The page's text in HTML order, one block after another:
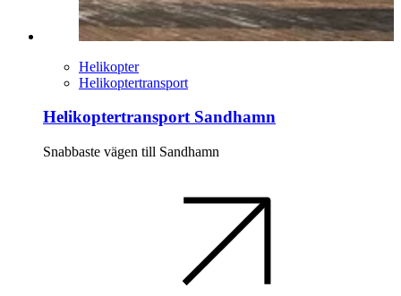
Helikopter
Helikoptertransport
Helikoptertransport Sandhamn
Snabbaste vägen till Sandhamn